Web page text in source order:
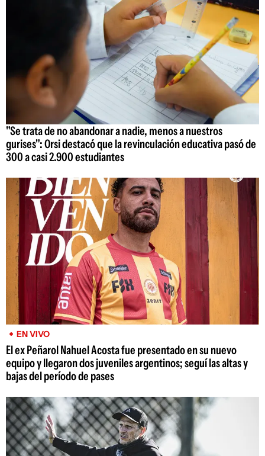
"Se trata de no abandonar a nadie, menos a nuestros
gurises": Orsi destacó que la revinculación educativa pasó de
300 a casi 2.900 estudiantes
EN VIVO
El ex Peñarol Nahuel Acosta fue presentado en su nuevo
equipo y llegaron dos juveniles argentinos; seguí las altas y
bajas del período de pases